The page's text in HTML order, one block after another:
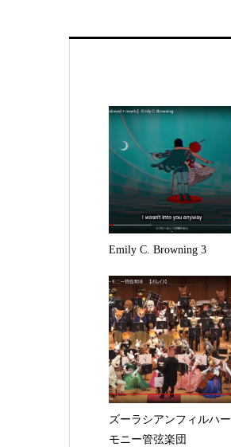
Emily C. Browning 3
ズーラシアンフィルハー
モニー管弦楽団